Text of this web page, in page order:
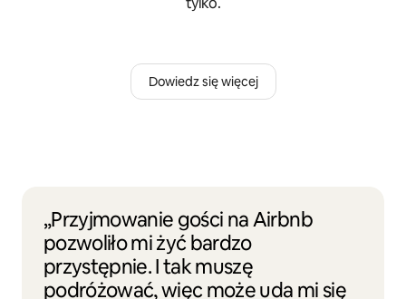
Dowiedz się więcej
„Przyjmowanie gości na Airbnb
pozwoliło mi żyć bardzo
przystępnie. I tak muszę
podróżować, więc może uda mi się